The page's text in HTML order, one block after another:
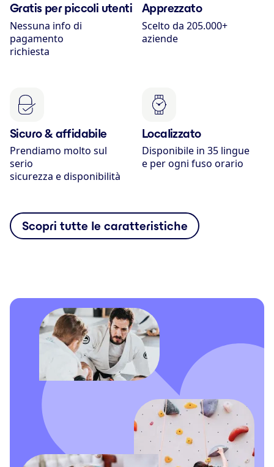
Gratis per piccoli utenti
Nessuna info di
pagamento
richiesta
Apprezzato
Scelto da 205.000+
aziende
Sicuro & affidabile
Prendiamo molto sul
serio
sicurezza e disponibilità
Localizzato
Disponibile in 35 lingue
e per ogni fuso orario
Scopri tutte le caratteristiche